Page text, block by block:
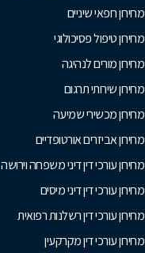
מחירון רופאי שיניים
מחירון טיפול פסיכולוגי
מחירון מורים לנהיגה
מחירון שירותי תרגום
מחירון מכשירי שמיעה
מחירון אביזרים אורטופדיים
מחירון עורכי דין דיני משפחה וירושה
מחירון עורכי דין דיני מיסים
מחירון עורכי דין רשלנות רפואית
מחירון עורכי דין מקרקעין